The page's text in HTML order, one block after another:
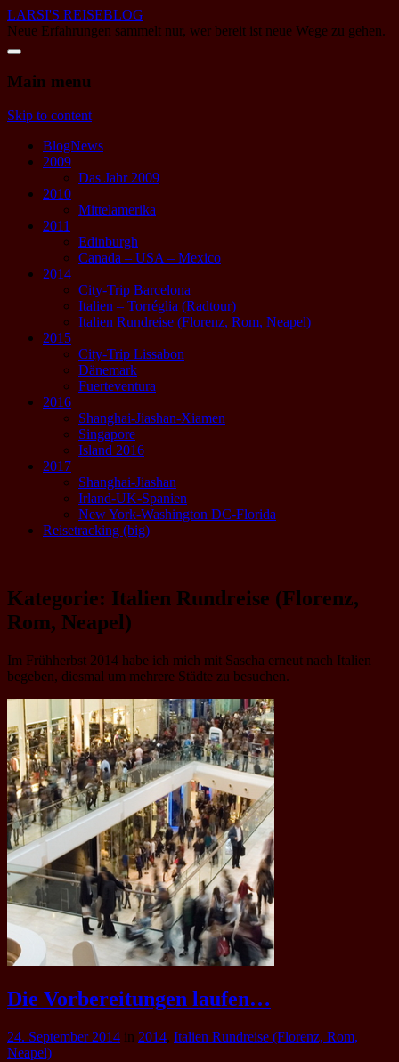
LARSI'S REISEBLOG
Neue Erfahrungen sammelt nur, wer bereit ist neue Wege zu gehen.
Main menu
Skip to content
BlogNews
2009
Das Jahr 2009
2010
Mittelamerika
2011
Edinburgh
Canada – USA – Mexico
2014
City-Trip Barcelona
Italien – Torréglia (Radtour)
Italien Rundreise (Florenz, Rom, Neapel)
2015
City-Trip Lissabon
Dänemark
Fuerteventura
2016
Shanghai-Jiashan-Xiamen
Singapore
Island 2016
2017
Shanghai-Jiashan
Irland-UK-Spanien
New York-Washington DC-Florida
Reisetracking (big)
Kategorie: Italien Rundreise (Florenz,
Rom, Neapel)
Im Frühherbst 2014 habe ich mich mit Sascha erneut nach Italien
begeben, diesmal um mehrere Städte zu besuchen.
Die Vorbereitungen laufen…
24. September 2014 in 2014, Italien Rundreise (Florenz, Rom,
Neapel)